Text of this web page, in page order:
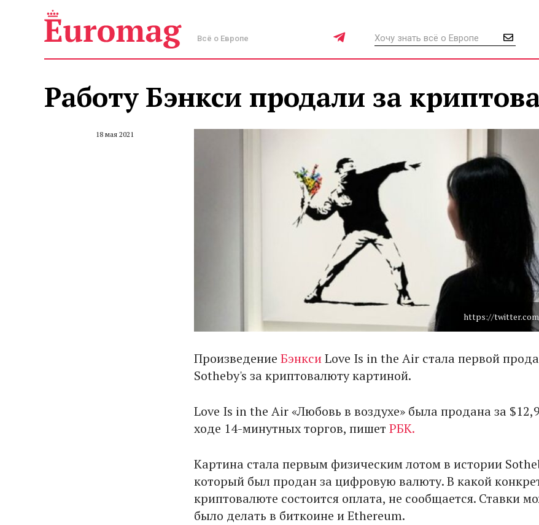
Всё о Европе
Работу Бэнкси продали за
18 мая 2021
https://
Произведение БэнксиLove Is in the Air стала первой
Sotheby's за криптовалюту картиной.
Love Is in the Air «Любовь в воздухе» была продана за
ходе 14-минутных торгов, пишет РБК.
Картина стала первым физическим лотом в истории
который был продан за цифровую валюту. В какой
криптовалюте состоится оплата, не сообщается. Ставки
было делать в биткоине и Ethereum.